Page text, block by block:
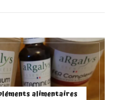
alimentaires